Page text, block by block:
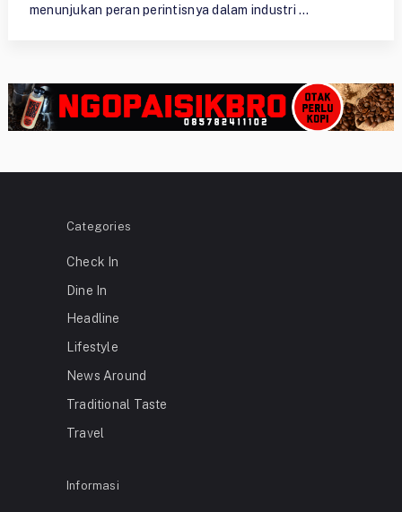
menunjukan peran perintisnya dalam industri …
Categories
Check In
Dine In
Headline
Lifestyle
News Around
Traditional Taste
Travel
Informasi